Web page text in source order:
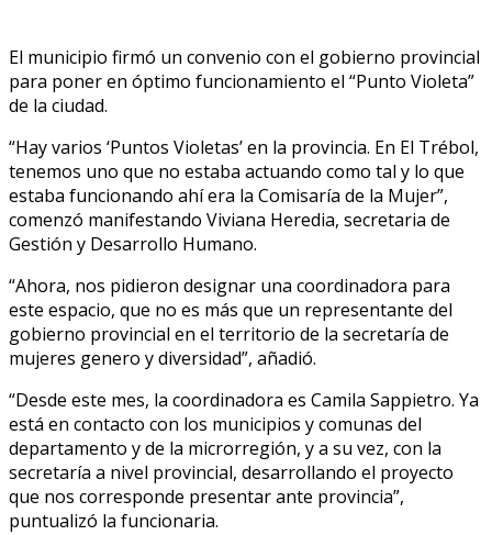
El municipio firmó un convenio con el gobierno provincial
para poner en óptimo funcionamiento el “Punto Violeta”
de la ciudad.
“Hay varios ‘Puntos Violetas’ en la provincia. En El Trébol,
tenemos uno que no estaba actuando como tal y lo que
estaba funcionando ahí era la Comisaría de la Mujer”,
comenzó manifestando Viviana Heredia, secretaria de
Gestión y Desarrollo Humano.
“Ahora, nos pidieron designar una coordinadora para
este espacio, que no es más que un representante del
gobierno provincial en el territorio de la secretaría de
mujeres genero y diversidad”, añadió.
“Desde este mes, la coordinadora es Camila Sappietro. Ya
está en contacto con los municipios y comunas del
departamento y de la microrregión, y a su vez, con la
secretaría a nivel provincial, desarrollando el proyecto
que nos corresponde presentar ante provincia”,
puntualizó la funcionaria.